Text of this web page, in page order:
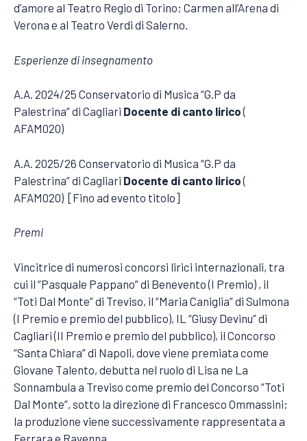
d’amore al Teatro Regio di Torino; Carmen all’Arena di
Verona e al Teatro Verdi di Salerno.
Esperienze di insegnamento
A.A. 2024/25 Conservatorio di Musica “G.P da
Palestrina” di Cagliari Docente di canto lirico(
AFAM020)
A.A. 2025/26 Conservatorio di Musica “G.P da
Palestrina” di Cagliari Docente di canto lirico(
AFAM020) [Fino ad evento titolo]
Premi
Vincitrice di numerosi concorsi lirici internazionali, tra
cui il “Pasquale Pappano” di Benevento (I Premio) , il
“Toti Dal Monte” di Treviso, il “Maria Caniglia” di Sulmona
(I Premio e premio del pubblico), IL “Giusy Devinu” di
Cagliari (II Premio e premio del pubblico), il Concorso
“Santa Chiara” di Napoli, dove viene premiata come
Giovane Talento, debutta nel ruolo di Lisa ne La
Sonnambula a Treviso come premio del Concorso “Toti
Dal Monte”, sotto la direzione di Francesco Ommassini;
la produzione viene successivamente rappresentata a
Ferrara e Ravenna.